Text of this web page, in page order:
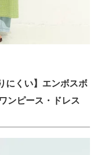
にくい】エンボスボ
ンピース・ドレス